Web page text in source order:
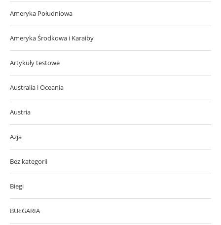
Ameryka Południowa
Ameryka Środkowa i Karaiby
Artykuły testowe
Australia i Oceania
Austria
Azja
Bez kategorii
Biegi
BUŁGARIA